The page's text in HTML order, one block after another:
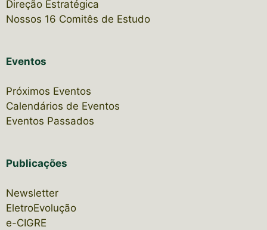
Direção Estratégica
Nossos 16 Comitês de Estudo
Eventos
Próximos Eventos
Calendários de Eventos
Eventos Passados
Publicações
Newsletter
EletroEvolução
e-CIGRE